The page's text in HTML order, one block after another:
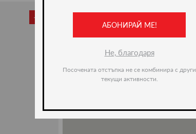
-20%
АБОНИРАЙ МЕ!
Не, благодаря
Посочената отстъпка не се комбинира с други
текущи активности.